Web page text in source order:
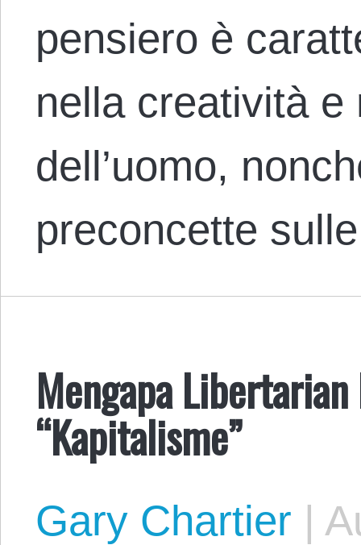
pensiero è
nella creatività
dell’uomo,
preconcette
Mengapa
“Kapitalisme”
Gary Chartier |